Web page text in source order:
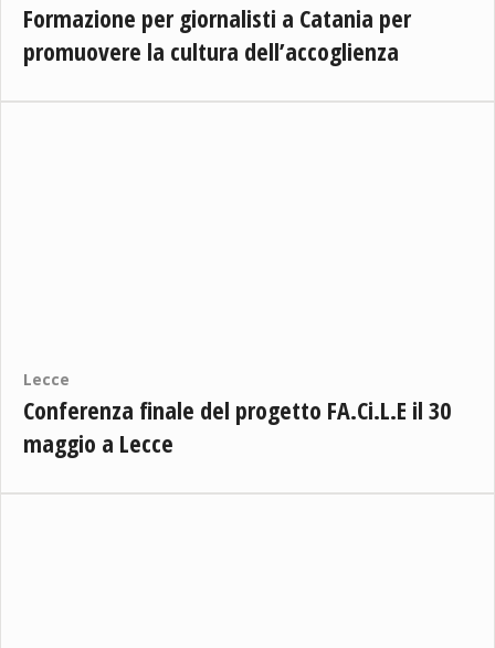
Formazione per giornalisti a Catania per
promuovere la cultura dell’accoglienza
Lecce
Conferenza finale del progetto FA.Ci.L.E il 30
maggio a Lecce